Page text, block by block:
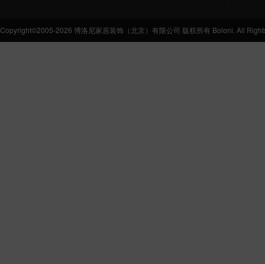
Copyright©2005-2026 博洛尼家居装饰（北京）有限公司 版权所有 Boloni. All